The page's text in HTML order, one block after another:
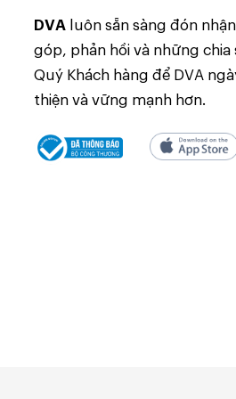
DVAluôn sẵn sàng đón
góp, phản hồi và những
Quý Khách hàng để DVA
thiện và vững mạnh hơn.